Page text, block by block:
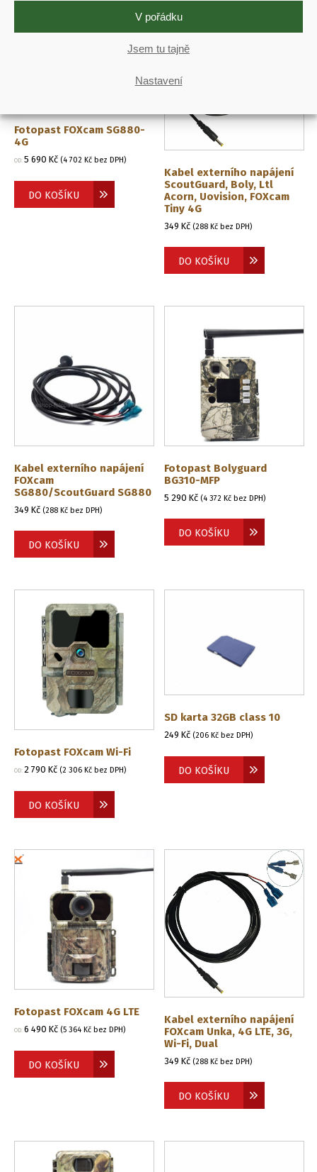
V pořádku
Jsem tu tajně
Nastavení
Fotopast FOXcam SG880-
4G
OD: 5 690 Kč (4 702 Kč bez DPH)
DO KOŠÍKU
Kabel externího napájení
ScoutGuard, Boly, Ltl
Acorn, Uovision, FOXcam
Tiny 4G
349Kč (288Kč bez DPH)
DO KOŠÍKU
Kabel externího napájení
FOXcam
SG880/ScoutGuard SG880
349 Kč (288 Kč bez DPH)
DO KOŠÍKU
Fotopast Bolyguard
BG310-MFP
5 290Kč (4 372 Kč bez DPH)
DO KOŠÍKU
Fotopast FOXcam Wi-Fi
OD: 2 790 Kč (2 306 Kč bez DPH)
DO KOŠÍKU
SD karta 32GB class 10
249Kč (206 Kč bez DPH)
DO KOŠÍKU
Fotopast FOXcam 4G LTE
OD: 6 490 Kč (5 364 Kč bez DPH)
DO KOŠÍKU
Kabel externího napájení
FOXcam Unka, 4G LTE, 3G,
Wi-Fi, Dual
349Kč (288 Kč bez DPH)
DO KOŠÍKU